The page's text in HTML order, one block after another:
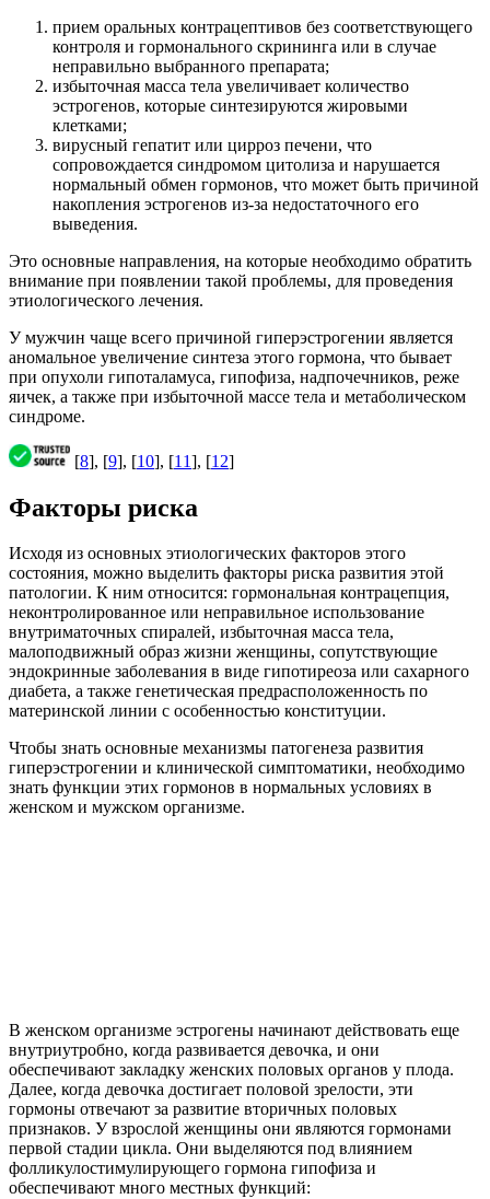
прием оральных контрацептивов без соответствующего
контроля и гормонального скрининга или в случае
неправильно выбранного препарата;
избыточная масса тела увеличивает количество
эстрогенов, которые синтезируются жировыми
клетками;
вирусный гепатит или цирроз печени, что
сопровождается синдромом цитолиза и нарушается
нормальный обмен гормонов, что может быть причиной
накопления эстрогенов из-за недостаточного его
выведения.
Это основные направления, на которые необходимо обратить
внимание при появлении такой проблемы, для проведения
этиологического лечения.
У мужчин чаще всего причиной гиперэстрогении является
аномальное увеличение синтеза этого гормона, что бывает
при опухоли гипоталамуса, гипофиза, надпочечников, реже
яичек, а также при избыточной массе тела и метаболическом
синдроме.
[8], [9], [10], [11], [12]
Факторы риска
Исходя из основных этиологических факторов этого
состояния, можно выделить факторы риска развития этой
патологии. К ним относится: гормональная контрацепция,
неконтролированное или неправильное использование
внутриматочных спиралей, избыточная масса тела,
малоподвижный образ жизни женщины, сопутствующие
эндокринные заболевания в виде гипотиреоза или сахарного
диабета, а также генетическая предрасположенность по
материнской линии с особенностью конституции.
Чтобы знать основные механизмы патогенеза развития
гиперэстрогении и клинической симптоматики, необходимо
знать функции этих гормонов в нормальных условиях в
женском и мужском организме.
В женском организме эстрогены начинают действовать еще
внутриутробно, когда развивается девочка, и они
обеспечивают закладку женских половых органов у плода.
Далее, когда девочка достигает половой зрелости, эти
гормоны отвечают за развитие вторичных половых
признаков. У взрослой женщины они являются гормонами
первой стадии цикла. Они выделяются под влиянием
фолликулостимулирующего гормона гипофиза и
обеспечивают много местных функций: